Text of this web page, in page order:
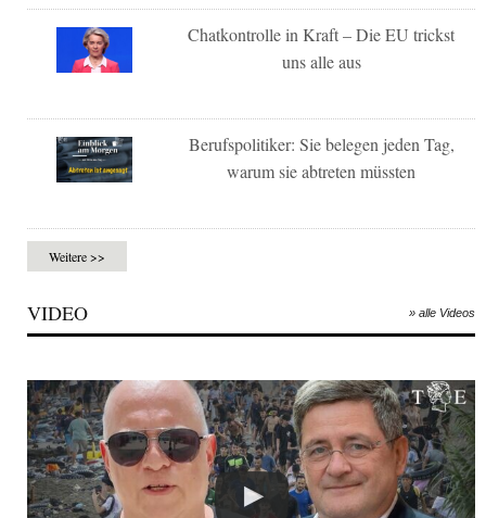
Chatkontrolle in Kraft – Die EU trickst
uns alle aus
Berufspolitiker: Sie belegen jeden Tag,
warum sie abtreten müssten
Weitere >>
VIDEO » alle Videos